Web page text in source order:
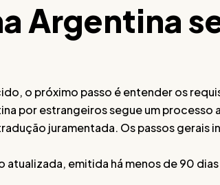
Argentina
o próximo passo é entender os
por estrangeiros segue um
juramentada. Os passos gerais
emitida há menos de 90